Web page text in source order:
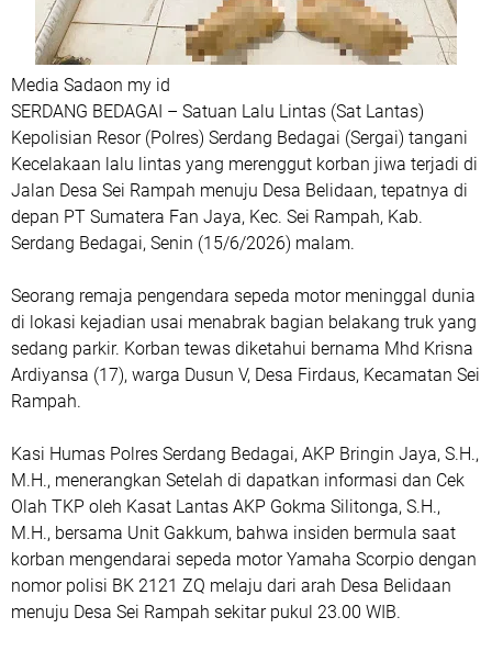
Media Sadaon my id
SERDANG BEDAGAI – Satuan Lalu Lintas (Sat Lantas)
Kepolisian Resor (Polres) Serdang Bedagai (Sergai) tangani
Kecelakaan lalu lintas yang merenggut korban jiwa terjadi di
Jalan Desa Sei Rampah menuju Desa Belidaan, tepatnya di
depan PT Sumatera Fan Jaya, Kec. Sei Rampah, Kab.
Serdang Bedagai, Senin (15/6/2026) malam.
Seorang remaja pengendara sepeda motor meninggal dunia
di lokasi kejadian usai menabrak bagian belakang truk yang
sedang parkir. Korban tewas diketahui bernama Mhd Krisna
Ardiyansa (17), warga Dusun V, Desa Firdaus, Kecamatan Sei
Rampah.
Kasi Humas Polres Serdang Bedagai, AKP Bringin Jaya, S.H.,
M.H., menerangkan Setelah di dapatkan informasi dan Cek
Olah TKP oleh Kasat Lantas AKP Gokma Silitonga, S.H.,
M.H., bersama Unit Gakkum, bahwa insiden bermula saat
korban mengendarai sepeda motor Yamaha Scorpio dengan
nomor polisi BK 2121 ZQ melaju dari arah Desa Belidaan
menuju Desa Sei Rampah sekitar pukul 23.00 WIB.